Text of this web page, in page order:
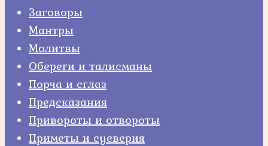
Заговоры
Мантры
Молитвы
Обереги и талисманы
Порча и сглаз
Предсказания
Привороты и отвороты
Приметы и суеверия